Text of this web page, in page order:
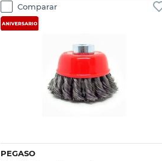
Comparar
Vista rápida
PEGASO